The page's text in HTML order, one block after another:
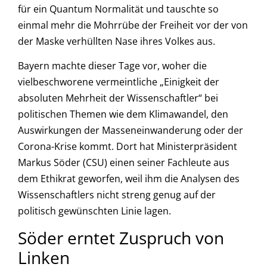
für ein Quantum Normalität und tauschte so
einmal mehr die Mohrrübe der Freiheit vor der von
der Maske verhüllten Nase ihres Volkes aus.
Bayern machte dieser Tage vor, woher die
vielbeschworene vermeintliche „Einigkeit der
absoluten Mehrheit der Wissenschaftler“ bei
politischen Themen wie dem Klimawandel, den
Auswirkungen der Masseneinwanderung oder der
Corona-Krise kommt. Dort hat Ministerpräsident
Markus Söder (CSU) einen seiner Fachleute aus
dem Ethikrat geworfen, weil ihm die Analysen des
Wissenschaftlers nicht streng genug auf der
politisch gewünschten Linie lagen.
Söder erntet Zuspruch von
Linken